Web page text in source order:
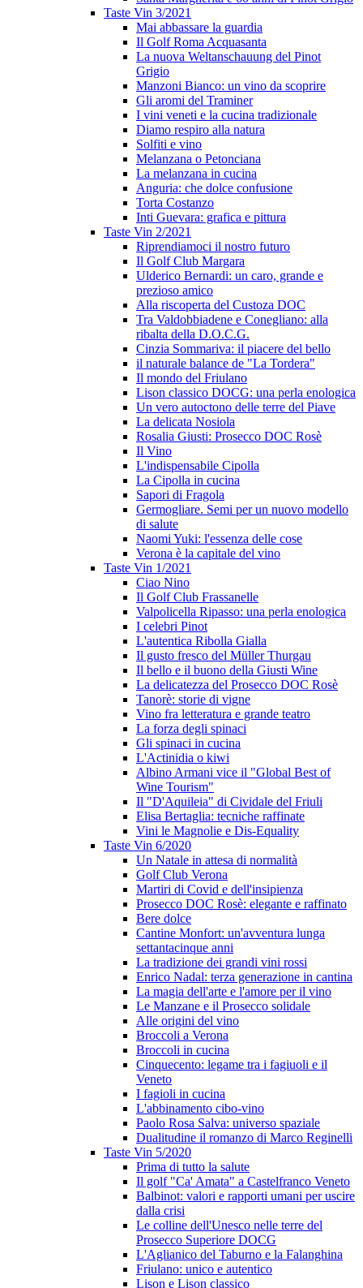
Taste Vin 3/2021
Mai abbassare la guardia
Il Golf Roma Acquasanta
La nuova Weltanschauung del Pinot
Grigio
Manzoni Bianco: un vino da scoprire
Gli aromi del Traminer
I vini veneti e la cucina tradizionale
Diamo respiro alla natura
Solfiti e vino
Melanzana o Petonciana
La melanzana in cucina
Anguria: che dolce confusione
Torta Costanzo
Inti Guevara: grafica e pittura
Taste Vin 2/2021
Riprendiamoci il nostro futuro
Il Golf Club Margara
Ulderico Bernardi: un caro, grande e
prezioso amico
Alla riscoperta del Custoza DOC
Tra Valdobbiadene e Conegliano: alla
ribalta della D.O.C.G.
Cinzia Sommariva: il piacere del bello
il naturale balance de "La Tordera"
Il mondo del Friulano
Lison classico DOCG: una perla enologica
Un vero autoctono delle terre del Piave
La delicata Nosiola
Rosalia Giusti: Prosecco DOC Rosè
Il Vino
L'indispensabile Cipolla
La Cipolla in cucina
Sapori di Fragola
Germogliare. Semi per un nuovo modello
di salute
Naomi Yuki: l'essenza delle cose
Verona è la capitale del vino
Taste Vin 1/2021
Ciao Nino
Il Golf Club Frassanelle
Valpolicella Ripasso: una perla enologica
I celebri Pinot
L'autentica Ribolla Gialla
Il gusto fresco del Müller Thurgau
Il bello e il buono della Giusti Wine
La delicatezza del Prosecco DOC Rosè
Tanorè: storie di vigne
Vino fra letteratura e grande teatro
La forza degli spinaci
Gli spinaci in cucina
L'Actinidia o kiwi
Albino Armani vice il "Global Best of
Wine Tourism"
Il "D'Aquileia" di Cividale del Friuli
Elisa Bertaglia: tecniche raffinate
Vini le Magnolie e Dis-Equality
Taste Vin 6/2020
Un Natale in attesa di normalità
Golf Club Verona
Martiri di Covid e dell'insipienza
Prosecco DOC Rosè: elegante e raffinato
Bere dolce
Cantine Monfort: un'avventura lunga
settantacinque anni
La tradizione dei grandi vini rossi
Enrico Nadal: terza generazione in cantina
La magia dell'arte e l'amore per il vino
Le Manzane e il Prosecco solidale
Alle origini del vino
Broccoli a Verona
Broccoli in cucina
Cinquecento: legame tra i fagiuoli e il
Veneto
I fagioli in cucina
L'abbinamento cibo-vino
Paolo Rosa Salva: universo spaziale
Dualitudine il romanzo di Marco Reginelli
Taste Vin 5/2020
Prima di tutto la salute
Il golf "Ca' Amata" a Castelfranco Veneto
Balbinot: valori e rapporti umani per uscire
dalla crisi
Le colline dell'Unesco nelle terre del
Prosecco Superiore DOCG
L'Aglianico del Taburno e la Falanghina
Friulano: unico e autentico
Lison e Lison classico